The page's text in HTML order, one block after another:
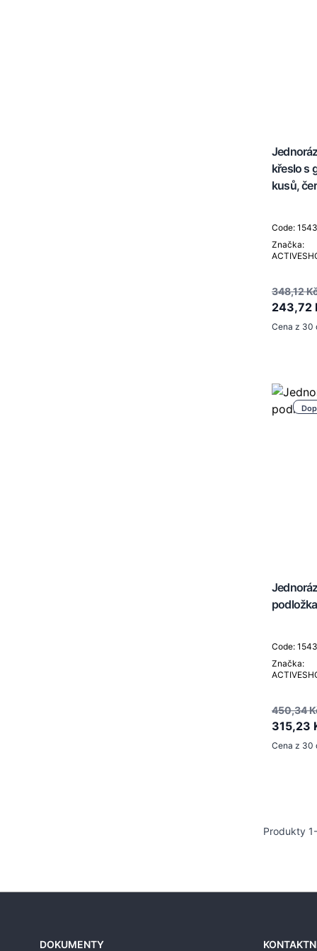
křeslo s
kusů,
Code:
Značka:
348,12
243,72
Cena z 30
Code:
Značka:
450,34
315,23
Cena z 30
Produkty 1-
DOKUMENTY